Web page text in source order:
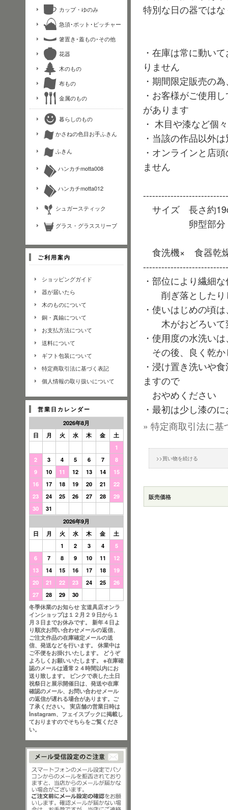
カップ・ゆのみ
急須･ポット･ピッチャー
箸置き･蓋もの･その他
花器
木のもの
布もの
金属のもの
暮らしのもの
かさねの色目お手ふきん
ふきん
ハンカチmotta008
ハンカチmotta012
シュガースティック
グラス・グラススリーブ
ご利用案内
ショッピングガイド
器が届いたら
木のものについて
銅・真鍮について
お支払方法について
送料について
ギフト包装について
特定商取引法に基づく表記
個人情報の取り扱いについて
営業日カレンダー
2026年8月
日
月 火 水 木 金
土
1
2
3 4 5 6 7
8
9
10 11 12 13 14
15
16
17 18 19 20 21
22
23
24 25 26 27 28
29
30
31
2026年9月
日
月 火 水 木 金
土
1
2 3 4
5
6
7 8 9 10 11
12
13
14 15 16 17 18
19
20
21 22 23 24 25
26
27
28 29
30
冬季休業のお知らせ 玄道具店オンラ
インショップは１２月２９日から１
月３日までお休みです。 新年４日よ
り順次お問い合わせメールの返信、
ご注文作品の在庫確定メールの送
信、発送などを行います。 休業中は
ご不便をお掛けいたします。 どうぞ
よろしくお願いいたします。 ※在庫確
認のメールは通常２４時間以内にお
送り致します。 ピンクで表した土日
祝祭日と展示開催日は、発送や在庫
確認のメール、お問い合わせメール
の返信が遅れる場合があります。ご
了承ください。 実店舗の営業日時は
Instagram、フェイスブックに掲載し
ておりますのでそちらをご覧くださ
い。
特別な日の器では
・在庫は常に動い
りません
・期間限定販売の
・お客様がご使用
があります
・ 木目や漆など個
・当該の作品以外
・オンラインと店
ません
サイズ 長さ約
卵型部分 約
食洗機× 食器乾
・部位により繊細
削ぎ落としたり
・使いはじめの頃
木がおどろいて
・使用度の水洗い
その後、良く乾
・浸け置き洗いや
ますので
おやめください
・最初は少し漆の
» 特定商取引法に
>>買い物を続ける
販売価格